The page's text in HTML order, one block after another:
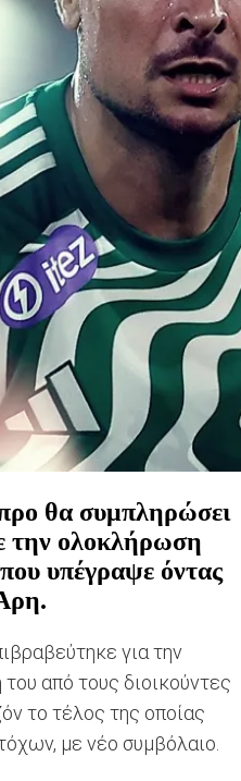
θα συμπληρώσει
την ολοκλήρωση
υπέγραψε όντας
για την
από τους διοικούντες
το τέλος της οποίας
με νέο συμβόλαιο.